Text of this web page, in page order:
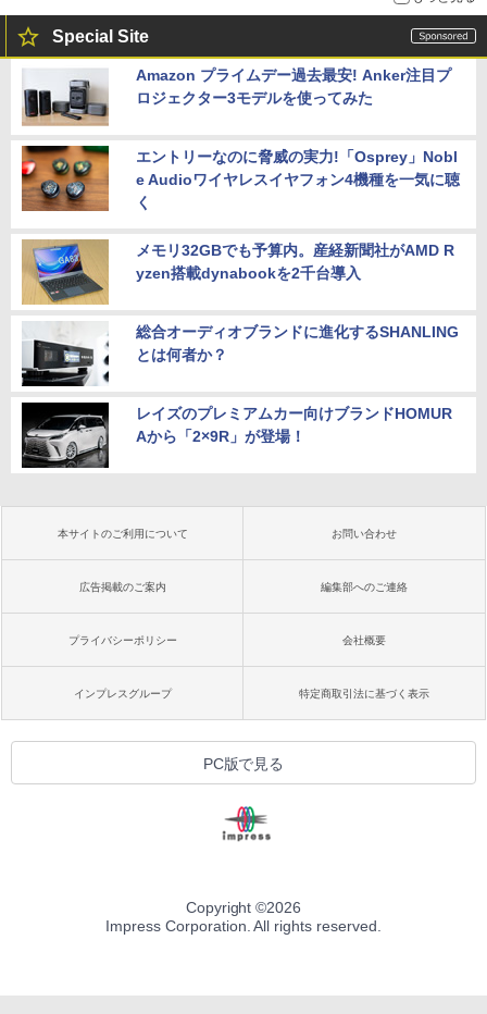
Special Site
Amazon プライムデー過去最安! Anker注目プ
ロジェクター3モデルを使ってみた
エントリーなのに脅威の実力!「Osprey」Nobl
e Audioワイヤレスイヤフォン4機種を一気に聴
く
メモリ32GBでも予算内。産経新聞社がAMD R
yzen搭載dynabookを2千台導入
総合オーディオブランドに進化するSHANLING
とは何者か？
レイズのプレミアムカー向けブランドHOMUR
Aから「2×9R」が登場！
本サイトのご利用について お問い合わせ
広告掲載のご案内 編集部へのご連絡
プライバシーポリシー 会社概要
インプレスグループ 特定商取引法に基づく表示
PC版で見る
Copyright ©2026
Impress Corporation. All rights reserved.